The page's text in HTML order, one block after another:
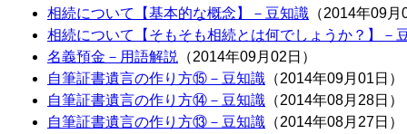
相続について【基本的な概念】－豆知識 （2014年09
相続について【そもそも相続とは何でしょうか？】－
名義預金－用語解説
（2014年09月02日）
自筆証書遺言の作り方⑮－豆知識 （2014年09月01日）
自筆証書遺言の作り方⑭－豆知識 （2014年08月28日）
自筆証書遺言の作り方⑬－豆知識 （2014年08月27日）